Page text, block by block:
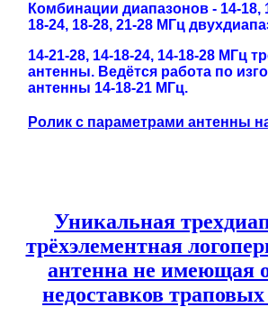
Комбинации диапазонов - 14-18,
18-24, 18-28, 21-28 МГц
14-21-28, 14-18-24, 14-18-28 МГц
антенны. Ведётся работа по
антенны 14-18-21 МГц.
Ролик с параметрами антенны
Уникальная
трёхэлементная
антенна не имеющая
недоставков